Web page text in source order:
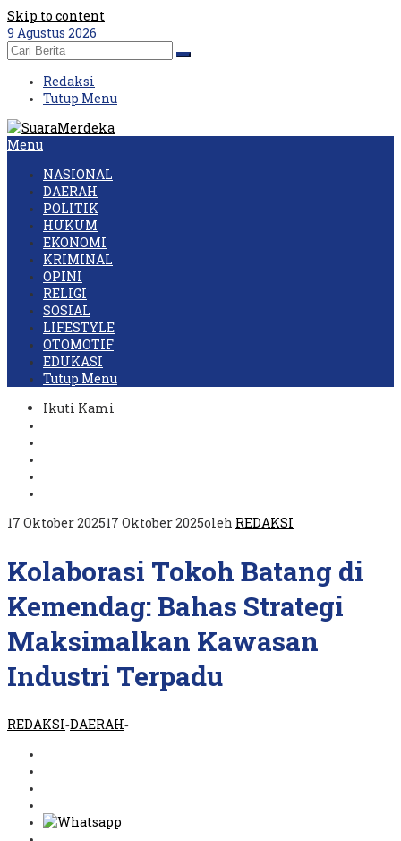
Skip to content
9 Agustus 2026
Redaksi
Tutup Menu
Menu
NASIONAL
DAERAH
POLITIK
HUKUM
EKONOMI
KRIMINAL
OPINI
RELIGI
SOSIAL
LIFESTYLE
OTOMOTIF
EDUKASI
Tutup Menu
Ikuti Kami
17 Oktober 202517 Oktober 2025oleh REDAKSI
Kolaborasi Tokoh Batang di
Kemendag: Bahas Strategi
Maksimalkan Kawasan
Industri Terpadu
REDAKSI-DAERAH-